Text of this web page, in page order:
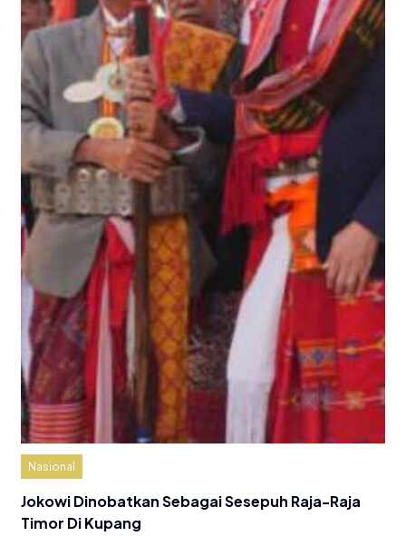
Nasional
Jokowi Dinobatkan Sebagai Sesepuh Raja-Raja
Timor Di Kupang